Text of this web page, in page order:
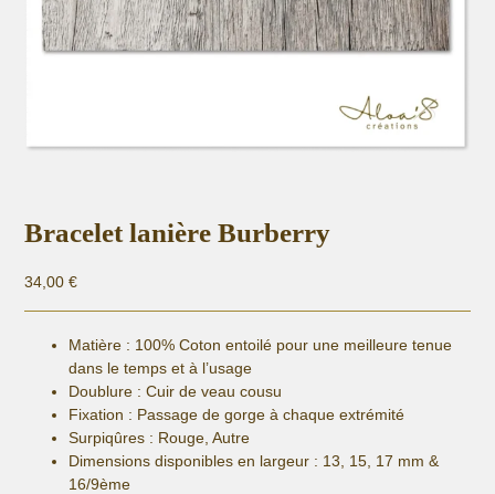
Bracelet lanière Burberry
34,00€
Matière : 100% Coton entoilé pour une meilleure tenue
dans le temps et à l’usage
Doublure : Cuir de veau cousu
Fixation : Passage de gorge à chaque extrémité
Surpiqûres : Rouge, Autre
Dimensions disponibles en largeur : 13, 15, 17 mm &
16/9ème